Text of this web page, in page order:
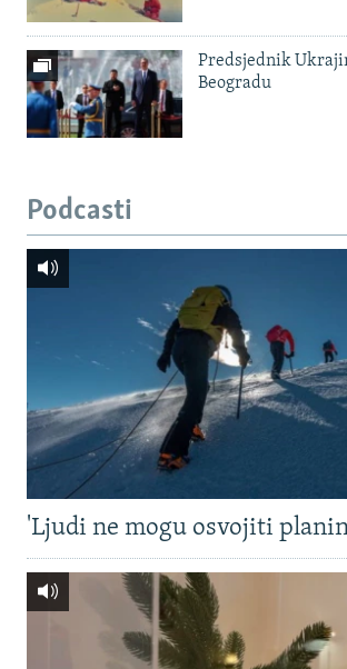
Predsjednik
Beogradu
Podcasti
'Ljudi ne mogu osvojiti